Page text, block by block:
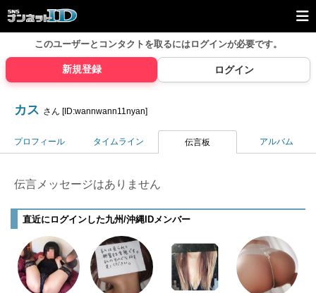
このユーザーとコンタクトを取るにはログインが必要です。
新規登録 ログイン
カス さん [ID:wannwann11nyan]
プロフィール タイムライン 伝言板 アルバム
伝言メッセージはありません
直近にログインした九州/沖縄IDメンバー